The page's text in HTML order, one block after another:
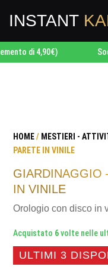
INSTANT
di 4,90€)
HOME/ MESTIERI -
PARETE IN VINILE
GIARDINAGGIO
IN VINILE
Orologio con disco in
Acquistato 6volte nelle
ULTIMI 3